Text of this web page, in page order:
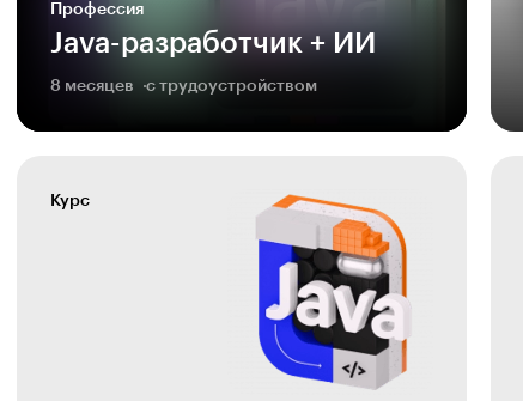
Профессия
Java-разработчик + ИИ
8 месяцев с трудоустройством
Курс